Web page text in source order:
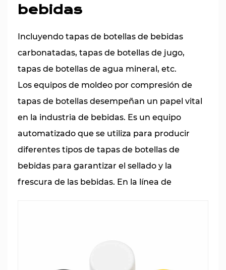
bebidas
Incluyendo tapas de botellas de bebidas
carbonatadas, tapas de botellas de jugo,
tapas de botellas de agua mineral, etc.
Los equipos de moldeo por compresión de
tapas de botellas desempeñan un papel vital
en la industria de bebidas. Es un equipo
automatizado que se utiliza para producir
diferentes tipos de tapas de botellas de
bebidas para garantizar el sellado y la
frescura de las bebidas. En la línea de